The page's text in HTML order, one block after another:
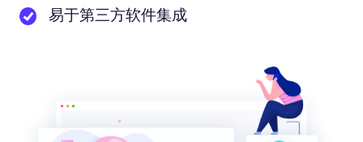
易于第三方软件集成